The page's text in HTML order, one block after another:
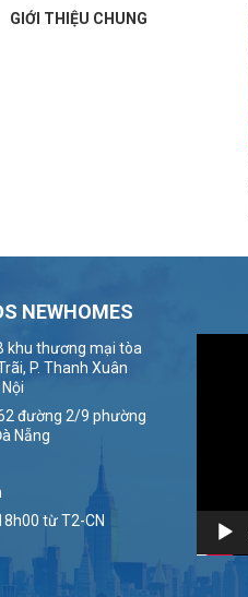
GIỚI THIỆU CHUNG
NEWHOMES
khu thương mại tòa
P. Thanh Xuân
đường 2/9 phường
Nẵng
từ T2-CN